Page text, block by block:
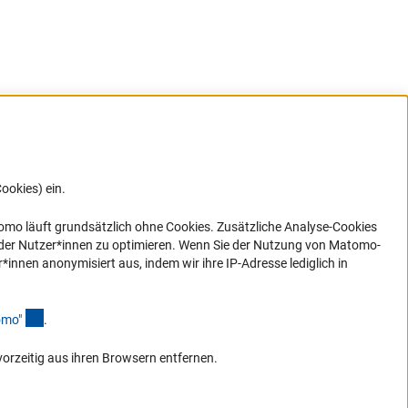
ein.
Link)
läuft grundsätzlich ohne Cookies. Zusätzliche Analyse-Cookies
Nutzer*innen zu optimieren. Wenn Sie der Nutzung von Matomo-
anonymisiert aus, indem wir ihre IP-Adresse lediglich in
" .
aus ihren Browsern entfernen.